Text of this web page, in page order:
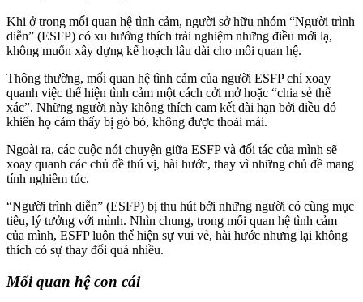
Khi ở trong mối quan hệ tình cảm, người sở hữu nhóm “Người trình
diễn” (ESFP) có xu hướng thích trải nghiệm những điều mới lạ,
không muốn xây dựng kế hoạch lâu dài cho mối quan hệ.
Thông thường, mối quan hệ tình cảm của người ESFP chỉ xoay
quanh việc thể hiện tình cảm một cách cởi mở hoặc “chia sẻ thể
xác”. Những người này không thích cam kết dài hạn bởi điều đó
khiến họ cảm thấy bị gò bó, không được thoải mái.
Ngoài ra, các cuộc nói chuyện giữa ESFP và đối tác của mình sẽ
xoay quanh các chủ đề thú vị, hài hước, thay vì những chủ đề mang
tính nghiêm túc.
“Người trình diễn” (ESFP) bị thu hút bởi những người có cùng mục
tiêu, lý tưởng với mình. Nhìn chung, trong mối quan hệ tình cảm
của mình, ESFP luôn thể hiện sự vui vẻ, hài hước nhưng lại không
thích có sự thay đổi quá nhiều.
Mối quan hệ con cái